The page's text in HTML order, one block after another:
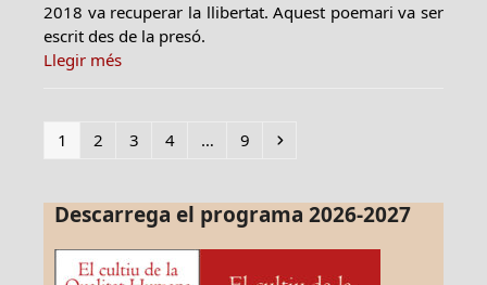
2018 va recuperar la llibertat. Aquest poemari va ser
escrit des de la presó.
Llegir més
Page
1 Page
2 Page
3 Page
4 … Page
9 Next
Descarrega el programa 2026-2027